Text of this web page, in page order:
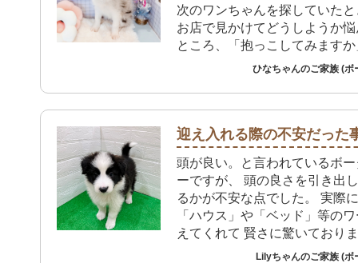
次のワンちゃんを探していた
お店で見かけてどうしようか
ところ、「抱っこしてみます
さんに声をかけられたのが決
とはあまり好きではなく迷っ
にもよい影響があると聞いて
飼うことにしました。
ひなちゃんのご家族 (ボ
迎え入れる際の不安だった
頭が良い。と言われているボ
ーですが、 頭の良さを引き出
るかが不安な点でした。 実際
「ハウス」や「ベッド」等の
えてくれて 賢さに驚いており
Lilyちゃんのご家族 (ボ